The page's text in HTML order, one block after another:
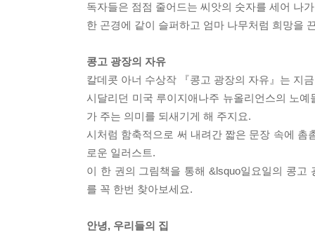
독자들은 점점 줄어드는 씨앗의 숫자를 세어 나
한 곤경에 같이 슬퍼하고 엄마 나무처럼 희망을
콩고 광장의 자유
칼데콧 아너 수상작 『콩고 광장의 자유』는 지
시달리던 미국 루이지애나주 뉴올리언스의 노
가 주는 의미를 되새기게 해 주지요.
시처럼 함축적으로 써 내려간 짧은 문장 속에 촘
로운 일러스트.
이 한 권의 그림책을 통해 &lsquo일요일의 콩고
를 꼭 한번 찾아보세요.
안녕, 우리들의 집